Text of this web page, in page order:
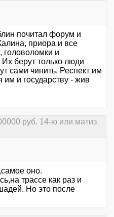
почитал форум и
приора и все
головоломки и
Их берут только люди
сами чинить. Респект им
им и государству - жив
руб. 14-ю или матиз
оно.
трассе как раз и
Но это после